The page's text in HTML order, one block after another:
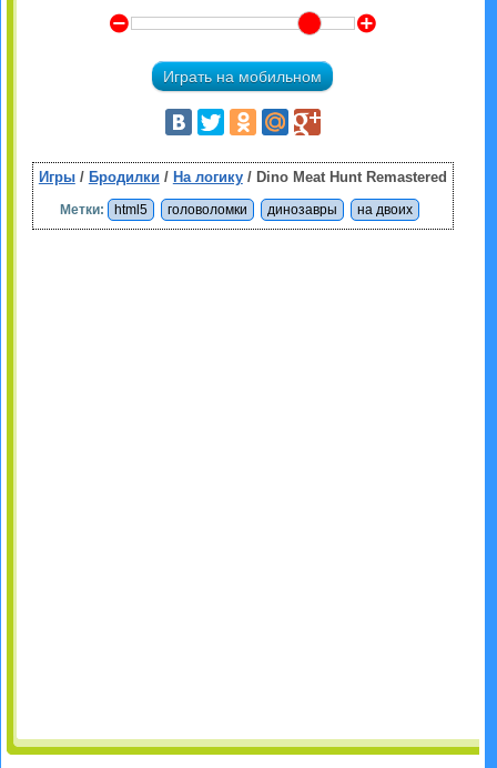
Y Z
Играть на мобильном
Игры/ Бродилки / На логику/ Dino Meat Hunt Remastered
Метки: html5 головоломки динозавры на двоих